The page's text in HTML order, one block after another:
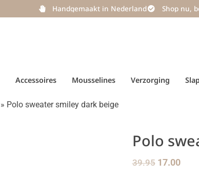
Handgemaakt in Nederland Shop nu,
Accessoires Mousselines Verzorging
» Polo sweater smiley dark beige
Polo
39.95 17.00